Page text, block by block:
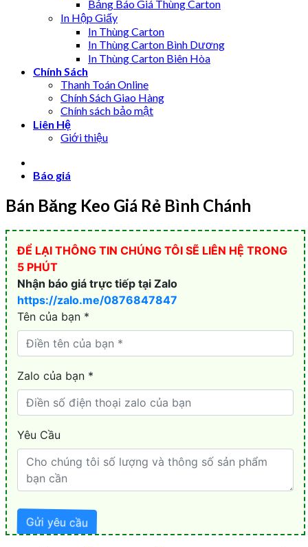
Bảng Báo Giá Thùng Carton
In Hộp Giấy
In Thùng Carton
In Thùng Carton Bình Dương
In Thùng Carton Biên Hòa
Chính Sách
Thanh Toán Online
Chính Sách Giao Hàng
Chính sách bảo mật
Liên Hệ
Giới thiệu
Báo giá
Bán Băng Keo Giá Rẻ Bình Chánh